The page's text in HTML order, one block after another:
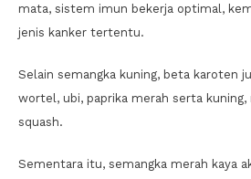
mata, sistem imun bekerja optimal,
jenis kanker tertentu.
Selain semangka kuning, beta karoten
wortel, ubi, paprika merah serta
squash.
Sementara itu, semangka merah kaya